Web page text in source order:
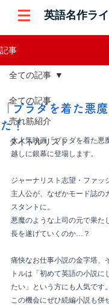
英語名作ラ
記事
全ての記事
売れ筋紹介
タイトルリスト
全ての記事
「プラダを着た悪
た！
大人気映画『プラダを着た
越しに銀幕に登場します。
ジャーナリスト志望・ファッ
主人公が、なぜかモード誌の
スタントに。
悪魔のような上司の元で果た
長を遂げていくのか…？
痛快なお仕事小説の金字塔、
トルは「初めて英語の小説に
たい」という方にも人気です。
この機会にぜひ続編小説も併